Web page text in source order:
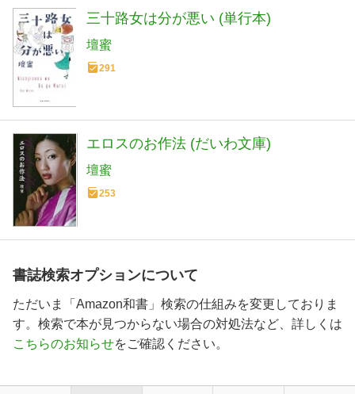
三十路女は分が悪い (単行本)
壇蜜
291
エロスのお作法 (だいわ文庫)
壇蜜
253
書誌検索オプションについて
ただいま「Amazon和書」検索の仕組みを変更しておりま
す。検索で本が見つからない場合の対処法など、詳しくは
こちらのお知らせをご確認ください。